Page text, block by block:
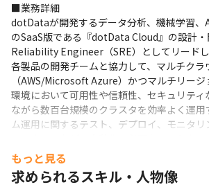
■業務詳細
dotDataが開発するデータ分析、機械学習、
のSaaS版である『dotData Cloud』の設計
Reliability Engineer（SRE）としてリードし
各製品の開発チームと協力して、マルチクラ
（AWS/Microsoft Azure）かつマルチリー
環境において可用性や信頼性、セキュリティ
ながら数百台規模のクラスタを効率よく運
ム運用に関するテスト、デプロイ、モニタリ
運用に貢献していただきます。
■ この仕事の面白み、魅力
もっと見る
求められるスキル・人物像